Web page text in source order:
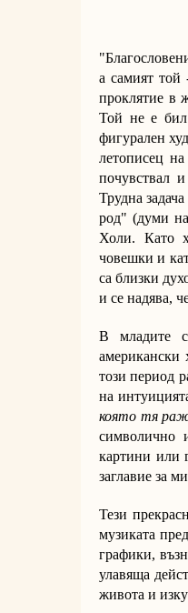
а самият той
проклятие в
Той не е бил
фигурален
летописец
почувствал
Трудна
род" (думи
Холи. Като
човешки и
са близки
и се надява,
В младите
американски
този период
на
която тя
символично
картини или
заглавие за
Тези
музиката
графики,
улавяща
живота и